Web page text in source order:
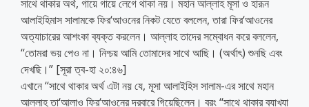
সাথে থাকার অর্থ, গায়ে গায়ে লেগে থাকা নয়। মহান আল্লাহ মূসা ও হারূন
আলাইহিমাস সালামকে ফির‘আওনের নিকট যেতে বললেন, তারা ফির‘আওনের
অত্যাচারের আশংকা ব্যক্ত করলেন। আল্লাহ তাদের সম্বোধন করে বললেন,
‘‘তোমরা ভয় পেও না। নিশ্চয় আমি তোমাদের সাথে আছি। (অর্থাৎ) শুনছি এবং
দেখছি।” [সূরা ত্ব-হা ২০:৪৬]
এখানে ‘‘সাথে থাকার অর্থ এটা নয় যে, মূসা আলাইহিস সালাম-এর সাথে মহান
আল্লাহ তা‘আলাও ফির‘আওনের দরবারে গিয়েছিলেন। বরং ‘‘সাথে থাকার ব্যাখ্যা